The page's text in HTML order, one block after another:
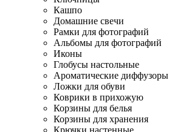
Кашпо
Домашние свечи
Рамки для фотографий
Альбомы для фотографий
Иконы
Глобусы настольные
Ароматические диффузоры
Ложки для обуви
Коврики в прихожую
Корзины для белья
Корзины для хранения
Крючки настенные